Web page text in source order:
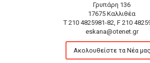
Γρυπάρη 136
17675 Καλλιθέα
T 210 4825981-82, F 210
eskana@otenet.gr
Ακολουθείστε τα Νέα μας